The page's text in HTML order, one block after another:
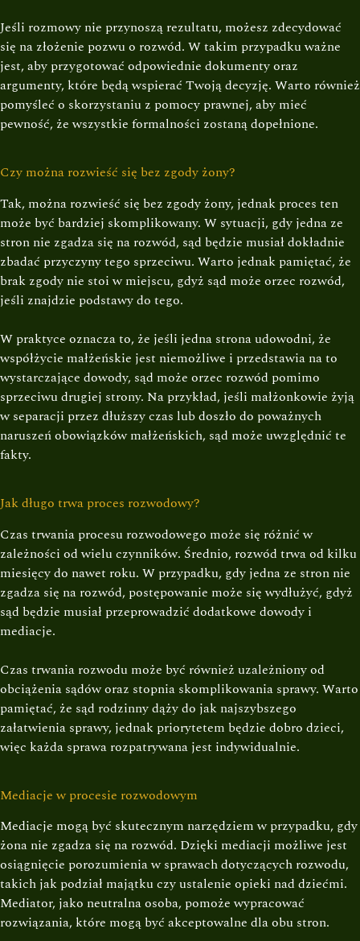
Jeśli rozmowy nie przynoszą rezultatu, możesz zdecydować
się na złożenie pozwu o rozwód. W takim przypadku ważne
jest, aby przygotować odpowiednie dokumenty oraz
argumenty, które będą wspierać Twoją decyzję. Warto również
pomyśleć o skorzystaniu z pomocy prawnej, aby mieć
pewność, że wszystkie formalności zostaną dopełnione.
Czy można rozwieść się bez zgody żony?
Tak, można rozwieść się bez zgody żony, jednak proces ten
może być bardziej skomplikowany. W sytuacji, gdy jedna ze
stron nie zgadza się na rozwód, sąd będzie musiał dokładnie
zbadać przyczyny tego sprzeciwu. Warto jednak pamiętać, że
brak zgody nie stoi w miejscu, gdyż sąd może orzec rozwód,
jeśli znajdzie podstawy do tego.
W praktyce oznacza to, że jeśli jedna strona udowodni, że
współżycie małżeńskie jest niemożliwe i przedstawia na to
wystarczające dowody, sąd może orzec rozwód pomimo
sprzeciwu drugiej strony. Na przykład, jeśli małżonkowie żyją
w separacji przez dłuższy czas lub doszło do poważnych
naruszeń obowiązków małżeńskich, sąd może uwzględnić te
fakty.
Jak długo trwa proces rozwodowy?
Czas trwania procesu rozwodowego może się różnić w
zależności od wielu czynników. Średnio, rozwód trwa od kilku
miesięcy do nawet roku. W przypadku, gdy jedna ze stron nie
zgadza się na rozwód, postępowanie może się wydłużyć, gdyż
sąd będzie musiał przeprowadzić dodatkowe dowody i
mediacje.
Czas trwania rozwodu może być również uzależniony od
obciążenia sądów oraz stopnia skomplikowania sprawy. Warto
pamiętać, że sąd rodzinny dąży do jak najszybszego
załatwienia sprawy, jednak priorytetem będzie dobro dzieci,
więc każda sprawa rozpatrywana jest indywidualnie.
Mediacje w procesie rozwodowym
Mediacje mogą być skutecznym narzędziem w przypadku, gdy
żona nie zgadza się na rozwód. Dzięki mediacji możliwe jest
osiągnięcie porozumienia w sprawach dotyczących rozwodu,
takich jak podział majątku czy ustalenie opieki nad dziećmi.
Mediator, jako neutralna osoba, pomoże wypracować
rozwiązania, które mogą być akceptowalne dla obu stron.